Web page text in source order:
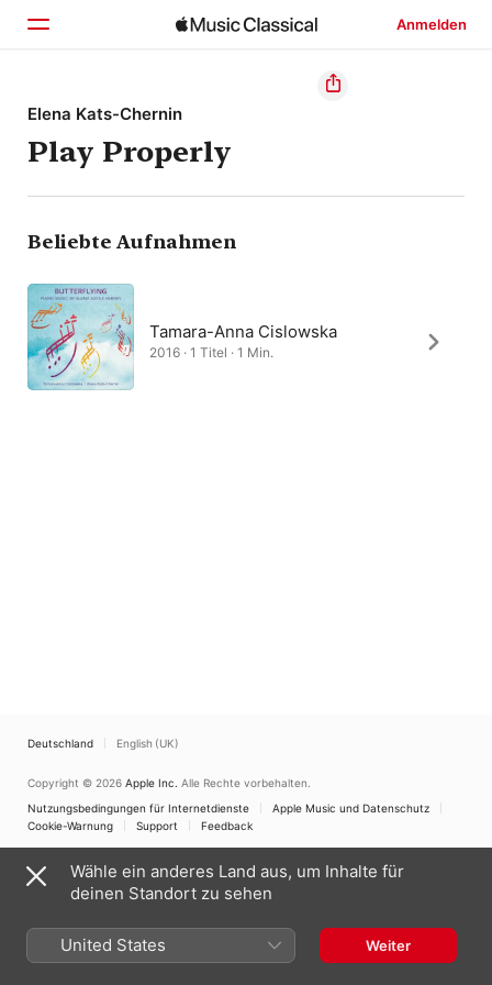
Anmelden
Startseite
Entdecken
Suchen
Elena Kats-Chernin
Play Properly
Beliebte Aufnahmen
Tamara-Anna Cislowska
2016 · 1 Titel · 1 Min.
Deutschland English (UK)
Copyright © 2026 Apple Inc. Alle Rechte vorbehalten.
Nutzungsbedingungen für Internetdienste
Apple Music und Datenschutz
Cookie-Warnung
Support Feedback
Wähle ein anderes Land aus, um Inhalte für
deinen Standort zu sehen
United States Weiter